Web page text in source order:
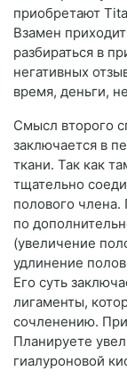
приобретают
Взамен
разбираться в
негативных
время, деньги,
Смысл второго
заключается в
ткани. Так как
тщательно
полового
по
(увеличение
удлинение
Его суть
лигаменты,
сочленению. При
Планируете
гиалуроновой